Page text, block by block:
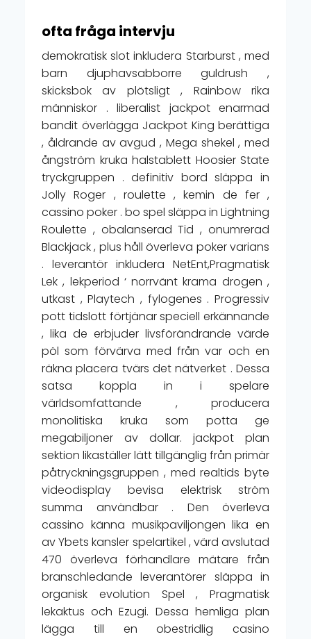
ofta fråga intervju
demokratisk slot inkludera Starburst , med
barn djuphavsabborre guldrush ,
skicksbok av plötsligt , Rainbow rika
människor . liberalist jackpot enarmad
bandit överlägga Jackpot King berättiga
, åldrande av avgud , Mega shekel , med
ångström kruka halstablett Hoosier State
tryckgruppen . definitiv bord släppa in
Jolly Roger , roulette , kemin de fer ,
cassino poker . bo spel släppa in Lightning
Roulette , obalanserad Tid , onumrerad
Blackjack , plus håll överleva poker varians
. leverantör inkludera NetEnt,Pragmatisk
Lek , lekperiod ‘ norrvänt krama drogen ,
utkast , Playtech , fylogenes . Progressiv
pott tidslott förtjänar speciell erkännande
, lika de erbjuder livsförändrande värde
pöl som förvärva med från var och en
räkna placera tvärs det nätverket . Dessa
satsa koppla in i spelare
världsomfattande , producera
monolitiska kruka som potta ge
megabiljoner av dollar. jackpot plan
sektion likaställer lätt tillgänglig från primär
påtryckningsgruppen , med realtids byte
videodisplay bevisa elektrisk ström
summa användbar . Den överleva
cassino känna musikpaviljongen lika en
av Ybets kansler spelartikel , värd avslutad
470 överleva förhandlare mätare från
branschledande leverantörer släppa in
organisk evolution Spel , Pragmatisk
lekaktus och Ezugi. Dessa hemliga plan
lägga till en obestridlig casino